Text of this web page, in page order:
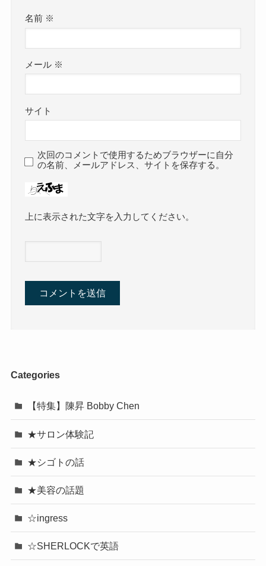
名前 ※
メール ※
サイト
次回のコメントで使用するためブラウザーに自分
の名前、メールアドレス、サイトを保存する。
上に表示された文字を入力してください。
Categories
【特集】陳昇 Bobby Chen
★サロン体験記
★シゴトの話
★美容の話題
☆ingress
☆SHERLOCKで英語